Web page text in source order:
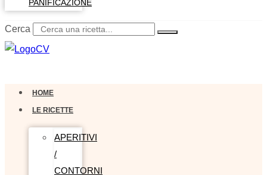
PANIFICAZIONE
Cerca
HOME
LE RICETTE
APERITIVI
/
CONTORNI